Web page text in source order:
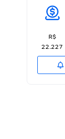
R$
22.227